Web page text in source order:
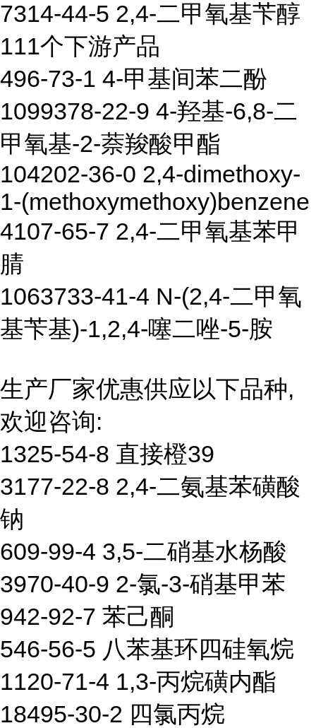
7314-44-5 2,4-二甲氧基苄醇
111个下游产品
496-73-1 4-甲基间苯二酚
1099378-22-9 4-羟基-6,8-二
甲氧基-2-萘羧酸甲酯
104202-36-0 2,4-dimethoxy-
1-(methoxymethoxy)benzene
4107-65-7 2,4-二甲氧基苯甲
腈
1063733-41-4 N-(2,4-二甲氧
基苄基)-1,2,4-噻二唑-5-胺
生产厂家优惠供应以下品种,
欢迎咨询:
1325-54-8 直接橙39
3177-22-8 2,4-二氨基苯磺酸
钠
609-99-4 3,5-二硝基水杨酸
3970-40-9 2-氯-3-硝基甲苯
942-92-7 苯己酮
546-56-5 八苯基环四硅氧烷
1120-71-4 1,3-丙烷磺内酯
18495-30-2 四氯丙烷